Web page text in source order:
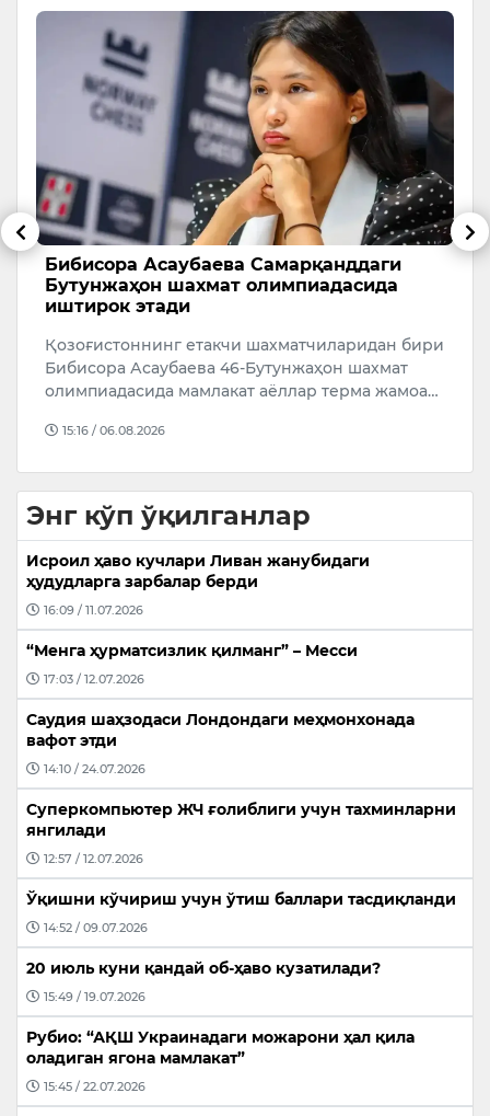
Бибисора Асаубаева Самарқанддаги
Бутунжаҳон шахмат олимпиадасида
иштирок этади
Қозоғистоннинг етакчи шахматчиларидан бири
Бибисора Асаубаева 46-Бутунжаҳон шахмат
олимпиадасида мамлакат аёллар терма жамоа…
15:16 / 06.08.2026
Энг кўп ўқилганлар
Исроил ҳаво кучлари Ливан жанубидаги
ҳудудларга зарбалар берди
16:09 / 11.07.2026
“Менга ҳурматсизлик қилманг” – Месси
17:03 / 12.07.2026
Саудия шаҳзодаси Лондондаги меҳмонхонада
вафот этди
14:10 / 24.07.2026
Суперкомпьютер ЖЧ ғолиблиги учун тахминларни
янгилади
12:57 / 12.07.2026
Ўқишни кўчириш учун ўтиш баллари тасдиқланди
14:52 / 09.07.2026
20 июль куни қандай об-ҳаво кузатилади?
15:49 / 19.07.2026
Рубио: “АҚШ Украинадаги можарони ҳал қила
оладиган ягона мамлакат”
15:45 / 22.07.2026